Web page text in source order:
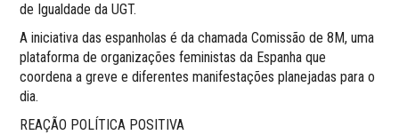
de Igualdade da UGT.
A iniciativa das espanholas é da chamada Comissão de 8M, uma
plataforma de organizações feministas da Espanha que
coordena a greve e diferentes manifestações planejadas para o
dia.
REAÇÃO POLÍTICA POSITIVA